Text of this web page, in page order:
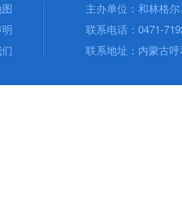
）区，以及
各方宣传资
全市禁毒“大
主办单位：和林格
联系电话：0471-
联系地址：内蒙古